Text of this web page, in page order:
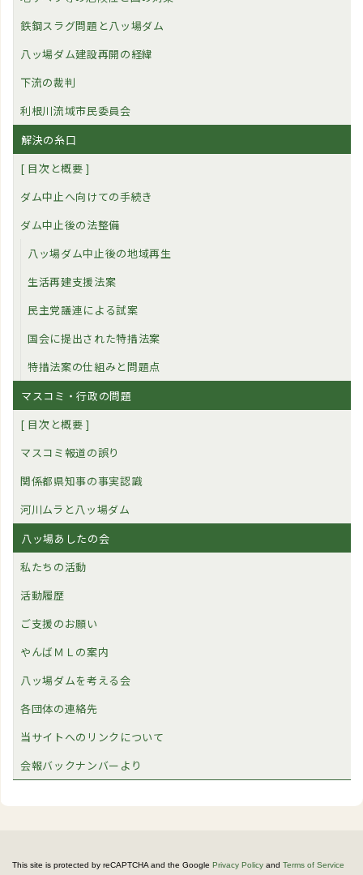
鉄鋼スラグ問題と八ッ場ダム
八ッ場ダム建設再開の経緯
下流の裁判
利根川流域市民委員会
解決の糸口
[ 目次と概要 ]
ダム中止へ向けての手続き
ダム中止後の法整備
八ッ場ダム中止後の地域再生
生活再建支援法案
民主党議連による試案
国会に提出された特措法案
特措法案の仕組みと問題点
マスコミ・行政の問題
[ 目次と概要 ]
マスコミ報道の誤り
関係都県知事の事実認識
河川ムラと八ッ場ダム
八ッ場あしたの会
私たちの活動
活動履歴
ご支援のお願い
やんばＭＬの案内
八ッ場ダムを考える会
各団体の連絡先
当サイトへのリンクについて
会報バックナンバーより
This site is protected by reCAPTCHA and the Google Privacy Policy and Terms of Service